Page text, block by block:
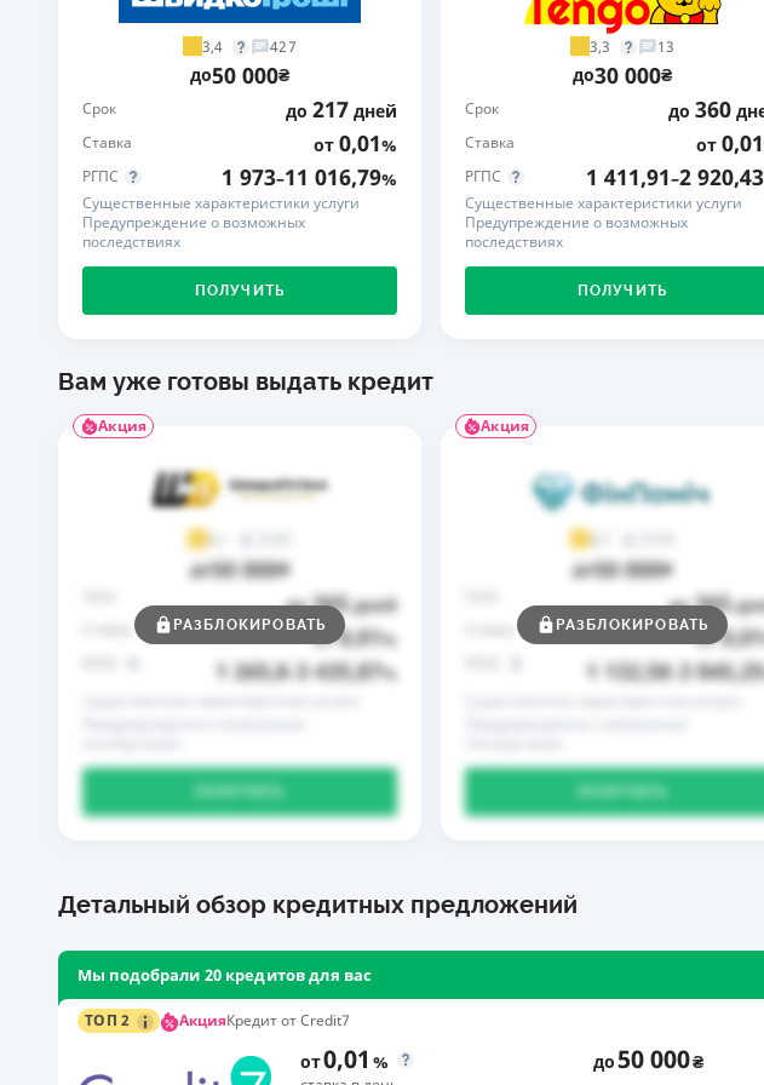
3,4 427
до50 000₴
Срок до 217 дней
Ставка от 0,01%
РГПС 1 973–11 016,79%
Существенные характеристики услуги
Предупреждение о возможных
последствиях
ПОЛУЧИТЬ
3,3 13
до30 000₴
Срок до 360
Ставка от 0,01
РГПС 1 411,91–2 920,43
Существенные характеристики услуги
Предупреждение о возможных
последствиях
ПОЛУЧИТЬ
Вам уже готовы выдать кредит
Акция
4,1
до50 000₴
до 365дней
от0,01%
1 265,8 3 435,87%
РАЗБЛОКИРОВАТЬ
Акция
4,7
до50 000₴
до 365
от0,01
1 132,58 3 845,25
РАЗБЛОКИРОВАТЬ
Детальный обзор кредитных предложений
Мы подобрали 20 кредитов для вас
ТОП 2 АкцияКредит от Credit7
от0,01 % до50 000₴